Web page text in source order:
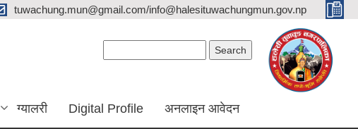
tuwachung.mun@gmail.com/info@halesituwachungmun.gov.np
ग्यालरी Digital Profile अनलाइन आवेदन